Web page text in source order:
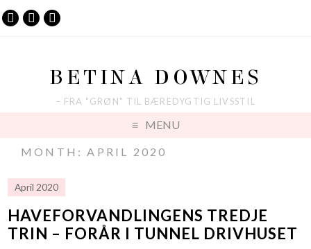
BETINA DOWNES
– FRA "GRØN" TIL BÆREDYGTIG LIVSSTIL
MENU
MONTH: APRIL 2020
April 2020
HAVEFORVANDLINGENS TREDJE
TRIN – FORÅR I TUNNEL DRIVHUSET